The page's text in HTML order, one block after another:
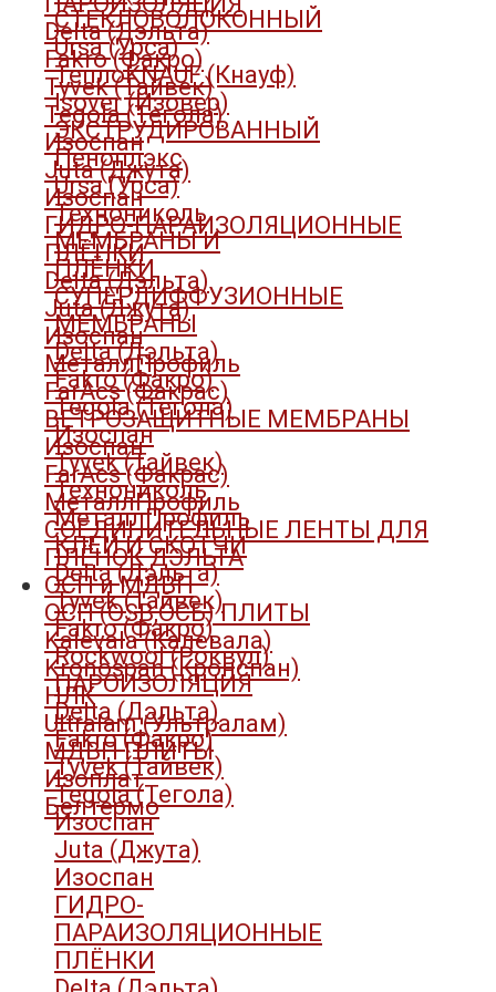
СТЕКЛОВОЛОКОННЫЙ
Ursa (Урса)
ТеплоKNAUF (Кнауф)
Isover (Изовер)
ЭКСТРУДИРОВАННЫЙ
Пеноплэкс
Ursa (Урса)
Технониколь
МЕМБРАНЫ И
ПЛЁНКИ
СУПЕРДИФФУЗИОННЫЕ
МЕМБРАНЫ
Delta (Дэльта)
Fakro (Факро)
Tegola (Тегола)
Изоспан
Tyvek (Тайвек)
Технониколь
МеталлПрофиль
КЛЕИ И СКОТЧИ
Delta (Дэльта)
Tyvek (Тайвек)
Fakro (Факро)
Rockwool (Роквул)
ПАРОИЗОЛЯЦИЯ
Delta (Дэльта)
Fakro (Факро)
Tyvek (Тайвек)
Tegola (Тегола)
Изоспан
Juta (Джута)
Изоспан
ГИДРО-
ПАРАИЗОЛЯЦИОННЫЕ
ПЛЁНКИ
Delta (Дэльта)
Fakro (Факро)
Tyvek (Тайвек)
Tegola (Тегола)
Изоспан
Juta (Джута)
Изоспан
ГИДРО-ПАРАИЗОЛЯЦИОННЫЕ
ПЛЁНКИ
Delta (Дэльта)
Juta (Джута)
Изоспан
МеталлПрофиль
FarAcs (Факрас)
ВЕТРОЗАЩИТНЫЕ МЕМБРАНЫ
Изоспан
FarAcs (Факрас)
МеталлПрофиль
СОЕДИНИТЕЛЬНЫЕ ЛЕНТЫ ДЛЯ
ПЛЁНОК ДЭЛЬТА
ОСП и МДВП
ОСП (OSB,ОСБ) ПЛИТЫ
Kalevala (Калевала)
Kronospan (Кронспан)
НЛК
Ultralam (Ультралам)
МДВП ПЛИТЫ
Изоплат
Белтермо